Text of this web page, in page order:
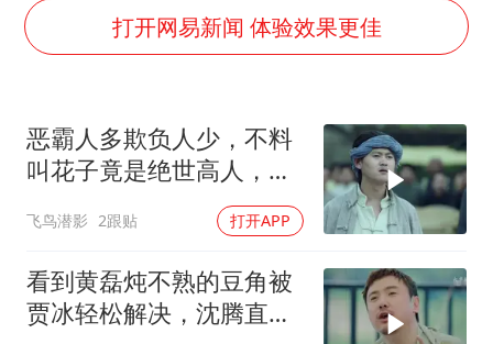
笔试第一被劝弃考涉事副校长被撤职
构建更高水平的全民健身公共服务体系
香港高温刷新历史纪录
灌溉水坝被隔成鱼塘 村民投诉20余年
中国第1高楼阻尼器摆动明显
奋力开创中国式现代化建设新局面
打开网易新闻 体验效果更佳
恶霸人多欺负人少，不料
叫花子竟是绝世高人，恶
飞鸟潜影 2跟贴 打开APP
看到黄磊炖不熟的豆角被
贾冰轻松解决，沈腾直接